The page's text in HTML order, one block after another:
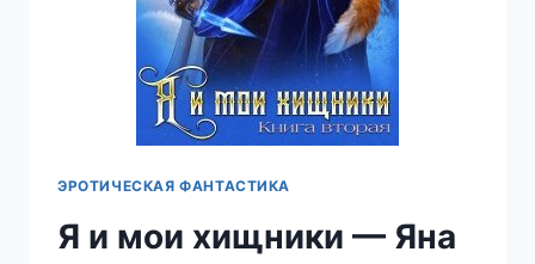
ЭРОТИЧЕСКАЯ ФАНТАСТИКА
Я и мои хищники — Яна